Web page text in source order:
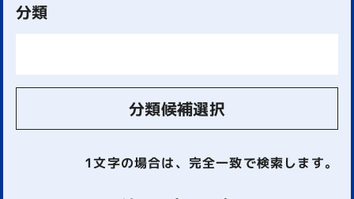
分類
分類候補選択
1文字の場合は、完全一致で検索します。